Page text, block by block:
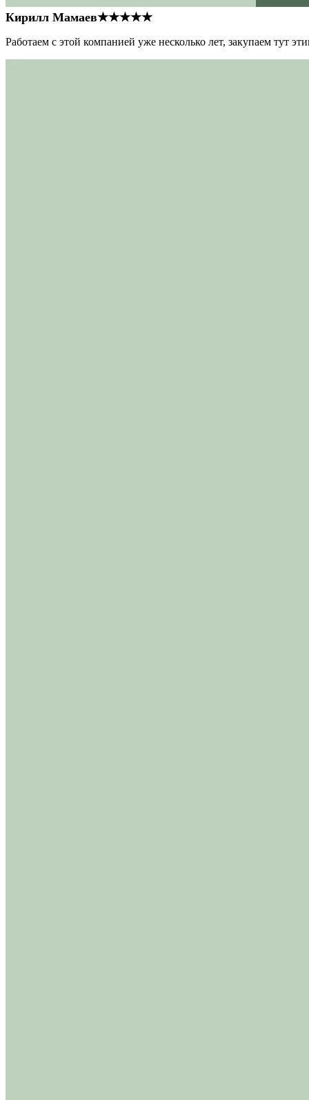
Кирилл Мамаев★★★★★
Работаем с этой компанией уже несколько лет, закупаем тут